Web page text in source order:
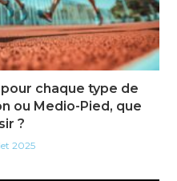
chaque type de
ou Medio-Pied, que
?
2025